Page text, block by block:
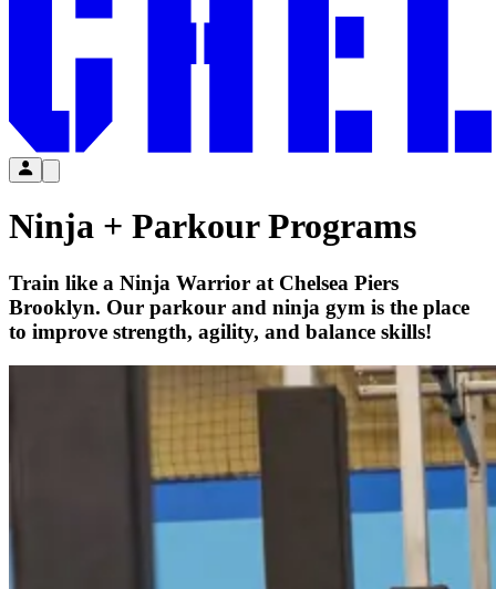
Ninja + Parkour Programs​​​​‌ ‍ ​‍​‍‌‍ ‌ ​‍‌‍‍‌‌‍‌ ‌‍‍‌‌‍ ‍​‍​‍​ ‍‍​‍​‍‌ ​ ‌‍​‌‌‍ ‍‌‍‍‌‌ ‌​‌ ‍‌​‍ ‍‌‍‍‌‌‍ ​‍​‍​‍ ​​‍​‍‌‍‍​‌ ​‍‌‍‌‌‌‍‌‍​‍​‍​ ‍‍​‍​‍‌‍‍​‌ ‌​‌ ‌​‌ ​​‌ ​ ​ ‍‍​‍ ​‍ ‌‍​ ‌‍‍​‌‍‌‌‌‍ ​‌ ​ ‌‍‌‌‌‍​‌‌ ​​‌‍‍‌‌‍‌‌‌ ​‍‌ ​ ​‍ ‍‌ ​ ‌‍​‌‌‍ ‍‌‍‍‌‌ ‌​‌ ‍‌​‍ ‍‌ ​ ‌ ‌​‌ ‌‌‌‍‌​‌‍‍‌‌‍ ​‍ ‌‍‍‌‌‍ ‍‌ ‌​‌‍‌‌‌‍ ‍‌ ‌​​‍ ‌‍‌‌‌‍‌​‌‍‍‌‌ ‌​​‍ ‌‍ ‌‌‍ ‌‍‌​‌‍‌‌​ ‌‌ ​​‌ ​‍‌‍‌‌‌ ​ ‌‍‌‌‌‍ ‍‌ ‌​‌‍​‌‌ ‌​‌‍‍‌‌‍ ‌‍ ‍​ ‍ ‌‍‍‌‌‍‌​​ ‌‌‍‌‍‌‍‌‍​ ‌‍‌‍‌‌‌‍‌‍‌‍​‍​ ‌ ​ ‌ ​‍ ‌​ ​ ‌‍​‍​ ‌​​ ​​​‍ ‌​ ‌​‌‍​ ​ ‍‌‌‍​‍​‍ ‌‌‍​‍‌‍‌‌​ ‍​‌‍​‌​‍ ‌​ ‍‌​ ​‍‌‍‌​‌‍​‌​ ​ ​ ​ ‌‍‌‌‌‍​ ‌‍​‌​ ​ ​ ‌‌​ ​‍​ ‍ ‌ ‌​‌ ‍‌‌ ​​‌‍‌‌​ ‌‌ ​​‌‍​‌‌‍‌ ‌‍‌‌​ ‍ ‌ ​​‌‍​‌‌ ‌​‌‍‍​​ ‌‌ ​​‌‍​‌‌‍‌ ‌‍‌‌‌​​‍‌ ‌‌‌‍‍‌‌‍ ​‌‍‌​‌‍‌‌‌ ​‍​‍‌‌​ ‌‌‌​​‍‌‌ ‌‍‍ ‌‍‌‌‌ ‍‌​‍‌‌​ ​ ‌​‌​​‍‌‌​ ​ ‌​‌​​‍‌‌​ ​‍​ ​‍‌‍‌​‌‍​‍‌‍​‍‌‍​ ​ ‌‍‌‍​ ‌‍‌‍‌‍‌​​ ‌‌‌‍​‍​ ‌‌‌‍​‍​‍‌‌​ ​‍​ ​‍​‍‌‌​ ‌‌‌​‌​​‍ ‍‌ ‌​‌‍‍‌‌ ‌​‌‍ ​‌‍‌‌​ ‌‍​‍‌‍​‌‌ ​ ‌‍‌‌‌‌‌‌‌ ​‍‌‍ ​​ ‌‌‍‍​‌ ‌​‌ ‌​‌ ​​‌ ​ ​‍‌‌​ ​ ‌​​‌​‍‌‌​ ​‍‌​‌‍​‍‌‌​ ​‍‌​‌‍‌‍​ ‌‍‍​‌‍‌‌‌‍ ​‌ ​ ‌‍‌‌‌‍​‌‌ ​​‌‍‍‌‌‍‌‌‌ ​‍‌ ​ ​‍ ‍‌ ​ ‌‍​‌‌‍ ‍‌‍‍‌‌ ‌​‌ ‍‌​‍ ‍‌ ​ ‌ ‌​‌ ‌‌‌‍‌​‌‍‍‌‌‍ ​‍‌‍‌‍‍‌‌‍‌​​ ‌‌‍‌‍‌‍‌‍​ ‌‍‌‍‌‌‌‍‌‍‌‍​‍​ ‌ ​ ‌ ​‍ ‌​ ​ ‌‍​‍​ ‌​​ ​​​‍ ‌​ ‌​‌‍​ ​ ‍‌‌‍​‍​‍ ‌‌‍​‍‌‍‌‌​ ‍​‌‍​‌​‍ ‌​ ‍‌​ ​‍‌‍‌​‌‍​‌​ ​ ​ ​ ‌‍‌‌‌‍​ ‌‍​‌​ ​ ​ ‌‌​ ​‍​‍‌‍‌ ‌​‌ ‍‌‌ ​​‌‍‌‌​ ‌‌ ​​‌‍​‌‌‍‌ ‌‍‌‌​‍‌‍‌ ​​‌‍​‌‌ ‌​‌‍‍​​ ‌‌ ​​‌‍​‌‌‍‌ ‌‍‌‌‌​​‍‌ ‌‌‌‍‍‌‌‍ ​‌‍‌​‌‍‌‌‌ ​‍​‍‌‌​ ‌‌‌​​‍‌‌ ‌‍‍ ‌‍‌‌‌ ‍‌​‍‌‌​ ​ ‌​‌​​‍‌‌​ ​ ‌​‌​​‍‌‌​ ​‍​ ​‍‌‍‌​‌‍​‍‌‍​‍‌‍​ ​ ‌‍‌‍​ ‌‍‌‍‌‍‌​​ ‌‌‌‍​‍​ ‌‌‌‍​‍​‍‌‌​ ​‍​ ​‍​‍‌‌​ ‌‌‌​‌​​‍ ‍‌ ‌​‌‍‍‌‌ ‌​‌‍ ​‌‍‌‌​‍‌‍‌ ​​‌‍‌‌‌ ​‍‌ ​ ‌ ​​‌‍‌‌‌‍​ ‌ ‌​‌‍‍‌‌ ‌‍‌‍‌‌​ ‌‌ ​​‌ ‌‌‌‍​‍‌‍ ​‌‍‍‌‌ ​ ‌‍‍​‌‍‌‌‌‍‌​​‍​‍‌ ‌
Train like a Ninja Warrior at Chelsea Piers
Brooklyn. Our parkour and ninja gym is the place
to improve strength, agility, and balance skills!​​​​‌ ‍ ​‍​‍‌‍ ‌ ​‍‌‍‍‌‌‍‌ ‌‍‍‌‌‍ ‍​‍​‍​ ‍‍​‍​‍‌ ​ ‌‍​‌‌‍ ‍‌‍‍‌‌ ‌​‌ ‍‌​‍ ‍‌‍‍‌‌‍ ​‍​‍​‍ ​​‍​‍‌‍‍​‌ ​‍‌‍‌‌‌‍‌‍​‍​‍​ ‍‍​‍​‍‌‍‍​‌ ‌​‌ ‌​‌ ​​‌ ​ ​ ‍‍​‍ ​‍ ‌‍​ ‌‍‍​‌‍‌‌‌‍ ​‌ ​ ‌‍‌‌‌‍​‌‌ ​​‌‍‍‌‌‍‌‌‌ ​‍‌ ​ ​‍ ‍‌ ​ ‌‍​‌‌‍ ‍‌‍‍‌‌ ‌​‌ ‍‌​‍ ‍‌ ​ ‌ ‌​‌ ‌‌‌‍‌​‌‍‍‌‌‍ ​‍ ‌‍‍‌‌‍ ‍‌ ‌​‌‍‌‌‌‍ ‍‌ ‌​​‍ ‌‍‌‌‌‍‌​‌‍‍‌‌ ‌​​‍ ‌‍ ‌‌‍ ‌‍‌​‌‍‌‌​ ‌‌ ​​‌ ​‍‌‍‌‌‌ ​ ‌‍‌‌‌‍ ‍‌ ‌​‌‍​‌‌ ‌​‌‍‍‌‌‍ ‌‍ ‍​ ‍ ‌‍‍‌‌‍‌​​ ‌‌‍‌‍‌‍‌‍​ ‌‍‌‍‌‌‌‍‌‍‌‍​‍​ ‌ ​ ‌ ​‍ ‌​ ​ ‌‍​‍​ ‌​​ ​​​‍ ‌​ ‌​‌‍​ ​ ‍‌‌‍​‍​‍ ‌‌‍​‍‌‍‌‌​ ‍​‌‍​‌​‍ ‌​ ‍‌​ ​‍‌‍‌​‌‍​‌​ ​ ​ ​ ‌‍‌‌‌‍​ ‌‍​‌​ ​ ​ ‌‌​ ​‍​ ‍ ‌ ‌​‌ ‍‌‌ ​​‌‍‌‌​ ‌‌ ​​‌‍​‌‌‍‌ ‌‍‌‌​ ‍ ‌ ​​‌‍​‌‌ ‌​‌‍‍​​ ‌‌ ​​‌‍​‌‌‍‌ ‌‍‌‌‌​​‍‌ ‌‌‌‍‍‌‌‍ ​‌‍‌​‌‍‌‌‌ ​‍​‍‌‌​ ‌‌‌​​‍‌‌ ‌‍‍ ‌‍‌‌‌ ‍‌​‍‌‌​ ​ ‌​‌​​‍‌‌​ ​ ‌​‌​​‍‌‌​ ​‍​ ​‍‌‍‌​‌‍​‍‌‍​‍‌‍​ ​ ‌‍‌‍​ ‌‍‌‍‌‍‌​​ ‌‌‌‍​‍​ ‌‌‌‍​‍​‍‌‌​ ​‍​ ​‍​‍‌‌​ ‌‌‌​‌​​‍ ‍‌ ​ ‌ ‌‌‌‍​‍‌‌‌​‌‍‍‌‌ ‌​‌‍ ​‌‍‌‌​ ‌‍​‍‌‍​‌‌ ​ ‌‍‌‌‌‌‌‌‌ ​‍‌‍ ​​ ‌‌‍‍​‌ ‌​‌ ‌​‌ ​​‌ ​ ​‍‌‌​ ​ ‌​​‌​‍‌‌​ ​‍‌​‌‍​‍‌‌​ ​‍‌​‌‍‌‍​ ‌‍‍​‌‍‌‌‌‍ ​‌ ​ ‌‍‌‌‌‍​‌‌ ​​‌‍‍‌‌‍‌‌‌ ​‍‌ ​ ​‍ ‍‌ ​ ‌‍​‌‌‍ ‍‌‍‍‌‌ ‌​‌ ‍‌​‍ ‍‌ ​ ‌ ‌​‌ ‌‌‌‍‌​‌‍‍‌‌‍ ​‍‌‍‌‍‍‌‌‍‌​​ ‌‌‍‌‍‌‍‌‍​ ‌‍‌‍‌‌‌‍‌‍‌‍​‍​ ‌ ​ ‌ ​‍ ‌​ ​ ‌‍​‍​ ‌​​ ​​​‍ ‌​ ‌​‌‍​ ​ ‍‌‌‍​‍​‍ ‌‌‍​‍‌‍‌‌​ ‍​‌‍​‌​‍ ‌​ ‍‌​ ​‍‌‍‌​‌‍​‌​ ​ ​ ​ ‌‍‌‌‌‍​ ‌‍​‌​ ​ ​ ‌‌​ ​‍​‍‌‍‌ ‌​‌ ‍‌‌ ​​‌‍‌‌​ ‌‌ ​​‌‍​‌‌‍‌ ‌‍‌‌​‍‌‍‌ ​​‌‍​‌‌ ‌​‌‍‍​​ ‌‌ ​​‌‍​‌‌‍‌ ‌‍‌‌‌​​‍‌ ‌‌‌‍‍‌‌‍ ​‌‍‌​‌‍‌‌‌ ​‍​‍‌‌​ ‌‌‌​​‍‌‌ ‌‍‍ ‌‍‌‌‌ ‍‌​‍‌‌​ ​ ‌​‌​​‍‌‌​ ​ ‌​‌​​‍‌‌​ ​‍​ ​‍‌‍‌​‌‍​‍‌‍​‍‌‍​ ​ ‌‍‌‍​ ‌‍‌‍‌‍‌​​ ‌‌‌‍​‍​ ‌‌‌‍​‍​‍‌‌​ ​‍​ ​‍​‍‌‌​ ‌‌‌​‌​​‍ ‍‌ ​ ‌ ‌‌‌‍​‍‌‌‌​‌‍‍‌‌ ‌​‌‍ ​‌‍‌‌​‍‌‍‌ ​​‌‍‌‌‌ ​‍‌ ​ ‌ ​​‌‍‌‌‌‍​ ‌ ‌​‌‍‍‌‌ ‌‍‌‍‌‌​ ‌‌ ​​‌ ‌‌‌‍​‍‌‍ ​‌‍‍‌‌ ​ ‌‍‍​‌‍‌‌‌‍‌​​‍​‍‌ ‌